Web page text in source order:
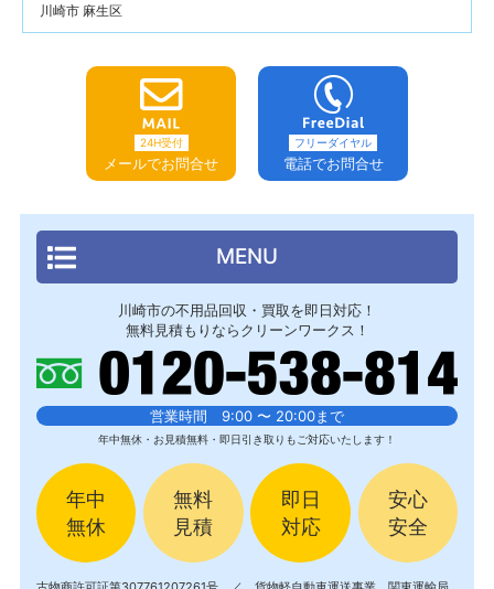
川崎市 麻生区
24H受付
メールでお問合せ
フリーダイヤル
電話でお問合せ
MENU
川崎市の不用品回収・買取を即日対応！
無料見積もりならクリーンワークス！
営業時間 9:00 〜 20:00まで
年中無休・お見積無料・即日引き取りもご対応いたします！
年中
無休
無料
見積
即日
対応
安心
安全